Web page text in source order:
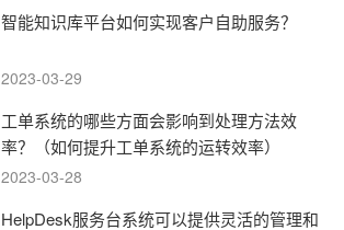
智能知识库平台如何实现客户自助服务？
2023-03-29
工单系统的哪些方面会影响到处理方法效
率？（如何提升工单系统的运转效率）
2023-03-28
HelpDesk服务台系统可以提供灵活的管理和